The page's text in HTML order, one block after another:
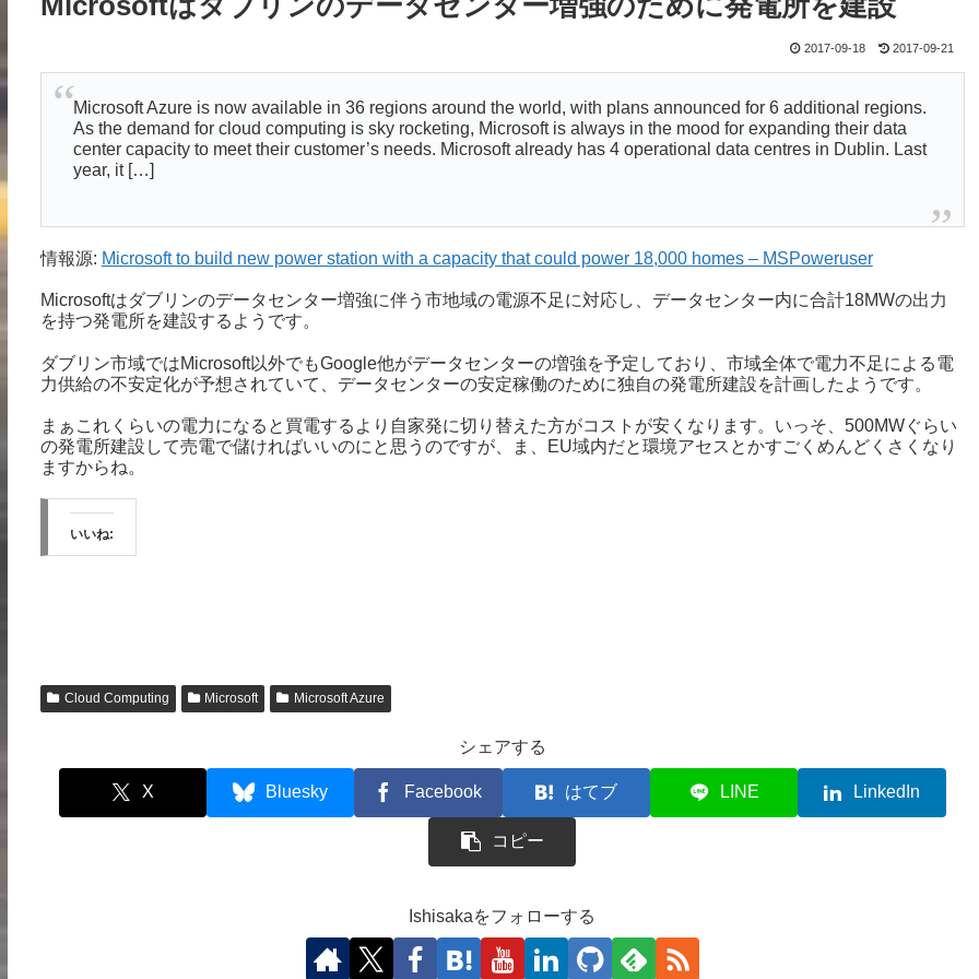
2017-09-18 2017-09-21
Microsoft Azure is now available in 36 regions around the world, with plans announced for 6 additional regions.
As the demand for cloud computing is sky rocketing, Microsoft is always in the mood for expanding their data
center capacity to meet their customer’s needs. Microsoft already has 4 operational data centres in Dublin. Last
year, it […]
情報源: Microsoft to build new power station with a capacity that could power 18,000 homes – MSPoweruser
Microsoftはダブリンのデータセンター増強に伴う市地域の電源不足に対応し、データセンター内に合計18MWの出力
を持つ発電所を建設するようです。
ダブリン市域ではMicrosoft以外でもGoogle他がデータセンターの増強を予定しており、市域全体で電力不足による電
力供給の不安定化が予想されていて、データセンターの安定稼働のために独自の発電所建設を計画したようです。
まぁこれくらいの電力になると買電するより自家発に切り替えた方がコストが安くなります。いっそ、500MWぐらい
の発電所建設して売電で儲ければいいのにと思うのですが、ま、EU域内だと環境アセスとかすごくめんどくさくなり
ますからね。
いいね:
Cloud Computing Microsoft Microsoft Azure
シェアする
X Bluesky Facebook はてブ LINE LinkedIn
コピー
Ishisakaをフォローする